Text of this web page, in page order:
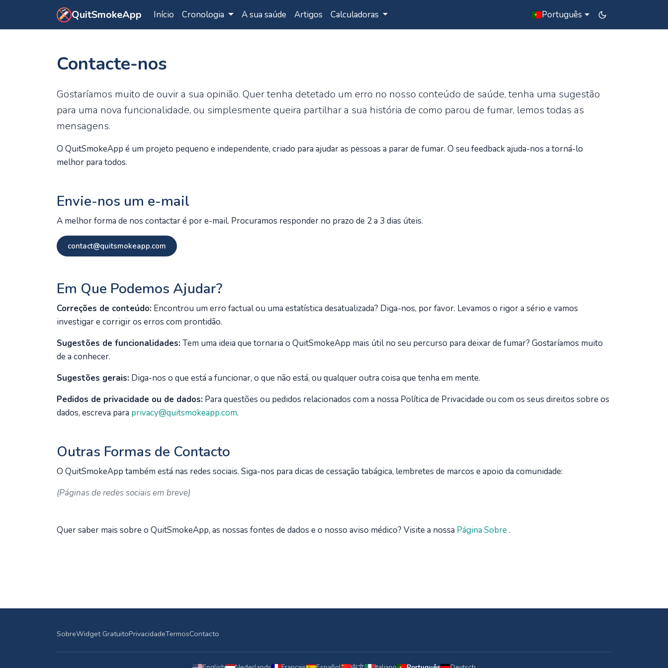
Saltar para o conteúdo principal
QuitSmokeApp Início Cronologia A sua saúde Artigos Calculadoras Português
Contacte-nos
Gostaríamos muito de ouvir a sua opinião. Quer tenha detetado um erro no nosso conteúdo de saúde, tenha uma sugestão
para uma nova funcionalidade, ou simplesmente queira partilhar a sua história de como parou de fumar, lemos todas as
mensagens.
O QuitSmokeApp é um projeto pequeno e independente, criado para ajudar as pessoas a parar de fumar. O seu feedback ajuda-nos a torná-lo
melhor para todos.
Envie-nos um e-mail
A melhor forma de nos contactar é por e-mail. Procuramos responder no prazo de 2 a 3 dias úteis.
contact@quitsmokeapp.com
Em Que Podemos Ajudar?
Correções de conteúdo: Encontrou um erro factual ou uma estatística desatualizada? Diga-nos, por favor. Levamos o rigor a sério e vamos
investigar e corrigir os erros com prontidão.
Sugestões de funcionalidades:Tem uma ideia que tornaria o QuitSmokeApp mais útil no seu percurso para deixar de fumar? Gostaríamos muito
de a conhecer.
Sugestões gerais: Diga-nos o que está a funcionar, o que não está, ou qualquer outra coisa que tenha em mente.
Pedidos de privacidade ou de dados: Para questões ou pedidos relacionados com a nossa Política de Privacidade ou com os seus direitos sobre os
dados, escreva para privacy@quitsmokeapp.com.
Outras Formas de Contacto
O QuitSmokeApp também está nas redes sociais. Siga-nos para dicas de cessação tabágica, lembretes de marcos e apoio da comunidade:
(Páginas de redes sociais em breve)
Quer saber mais sobre o QuitSmokeApp, as nossas fontes de dados e o nosso aviso médico? Visite a nossa Página Sobre.
SobreWidget GratuitoPrivacidadeTermosContacto